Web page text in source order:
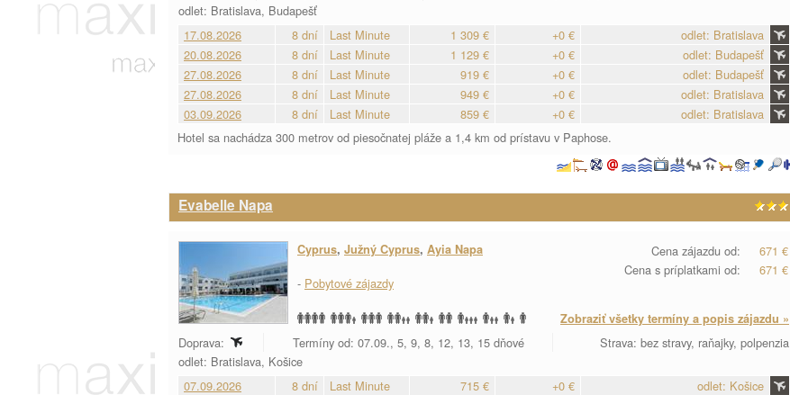
odlet: Bratislava, Budapešť
17.08.2026
8 dní Last Minute 1 309 € +0 €
odlet: Bratislava
20.08.2026
8 dní Last Minute 1 129 € +0 €
odlet: Budapešť
27.08.2026
8 dní Last Minute 919 € +0 €
odlet: Budapešť
27.08.2026
8 dní Last Minute 949 € +0 €
odlet: Bratislava
03.09.2026
8 dní Last Minute 859 € +0 €
odlet: Bratislava
Hotel sa nachádza 300 metrov od piesočnatej pláže a 1,4 km od prístavu v Paphose.
Evabelle Napa
Cena zájazdu od:
671 €
Cena s príplatkami od:
671 €
Cyprus, Južný Cyprus, Ayia Napa
- Pobytové zájazdy
Zobraziť všetky termíny a popis zájazdu »
Doprava: Termíny od: 07.09., 5, 9, 8, 12, 13, 15 dňové
Strava: bez stravy, raňajky, polpenzia
odlet: Bratislava, Košice
07.09.2026
8 dní Last Minute 715 € +0 €
odlet: Košice